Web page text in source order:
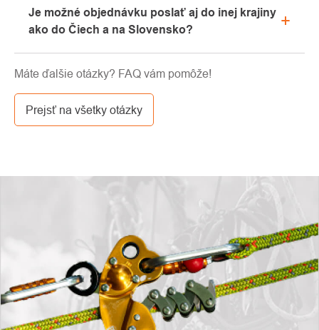
záložku „hromadné“ alebo „SPAM“, veľmi často tu e-
mail s kódom končí. Ak ste aj napriek tomu svoj
zľavový kód nenašli, kontaktujte nás na
info@pavouci.cz.
Je možné objednávku poslať aj do inej krajiny
ako do Čiech a na Slovensko?
cez GLS. Cena tejto dopravy je podľa kalkulácie od
dopravcu.
Máte ďalšie otázky? FAQ vám pomôže!
Prejsť na všetky otázky